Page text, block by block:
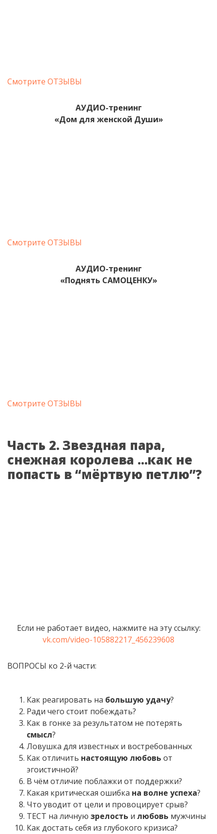
Смотрите ОТЗЫВЫ
АУДИО-тренинг
«Дом для женской Души»
Смотрите ОТЗЫВЫ
АУДИО-тренинг
«Поднять САМОЦЕНКУ»
Смотрите ОТЗЫВЫ
Часть 2. Звездная пара,
снежная королева ...как не
попасть в “мёртвую петлю”?
Если не работает видео, нажмите на эту ссылку:
vk.com/video-105882217_456239608
ВОПРОСЫ ко 2-й части:
Как реагировать на большую удачу?
Ради чего стоит побеждать?
Как в гонке за результатом не потерять
смысл?
Ловушка для известных и востребованных
Как отличить настоящую любовь от
эгоистичной?
В чём отличие поблажки от поддержки?
Какая критическая ошибка на волне успеха?
Что уводит от цели и провоцирует срыв?
ТЕСТ на личную зрелость и любовь мужчины
Как достать себя из глубокого кризиса?